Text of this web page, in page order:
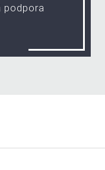
podpora